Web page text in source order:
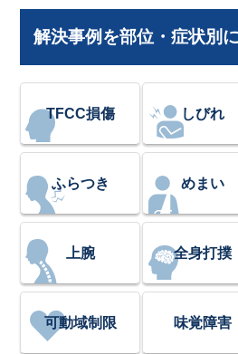
解決事例を部位・症状別
TFCC損傷 しびれ
ふらつき めまい
上腕 全身打撲
可動域制限 味覚障害